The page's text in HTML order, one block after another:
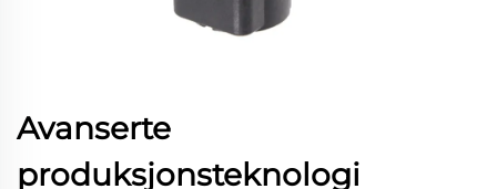
Avanserte
produksjonsteknologi